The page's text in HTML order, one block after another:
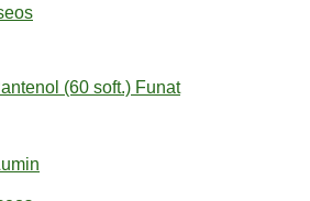
(60 soft.) Funat